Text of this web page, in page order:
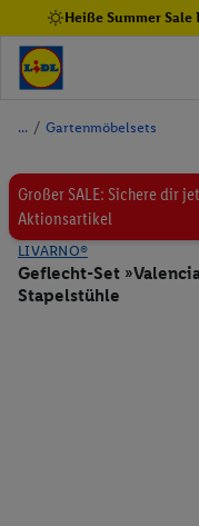
Heiße Summer
/ Gartenmöbelsets
Großer SALE: Sichere dir
Aktionsartikel
LIVARNO®
Geflecht-Set
Stapelstühle